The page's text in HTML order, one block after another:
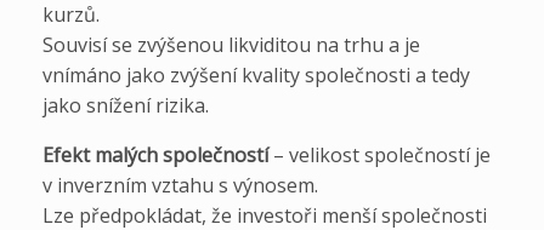
kurzů.
Souvisí se zvýšenou likviditou na trhu a je
vnímáno jako zvýšení kvality společnosti a tedy
jako snížení rizika.
Efekt malých společností– velikost společností je
v inverzním vztahu s výnosem.
Lze předpokládat, že investoři menší společnosti